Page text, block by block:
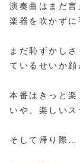
演奏曲はまだ言
楽器を吹かず
まだ恥ずかし
ているせいか
本番はきっと楽
いや、楽しいス
そして帰り際…